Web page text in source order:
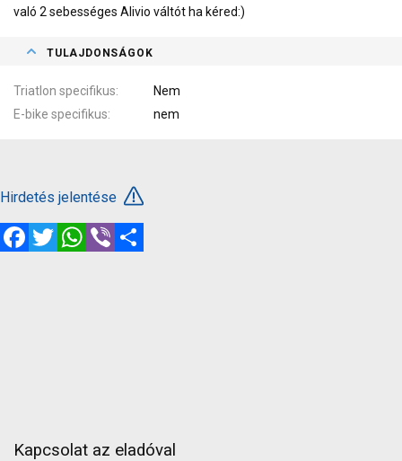
való 2 sebességes Alivio váltót ha kéred:)
TULAJDONSÁGOK
Triatlon specifikus
Nem
E-bike specifikus
nem
Hirdetés jelentése
FacebookTwitterWhatsApp
Viber
Kapcsolat az eladóval